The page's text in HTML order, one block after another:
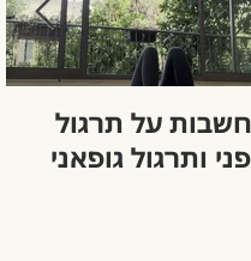
על תרגול
ותרגול גופאני